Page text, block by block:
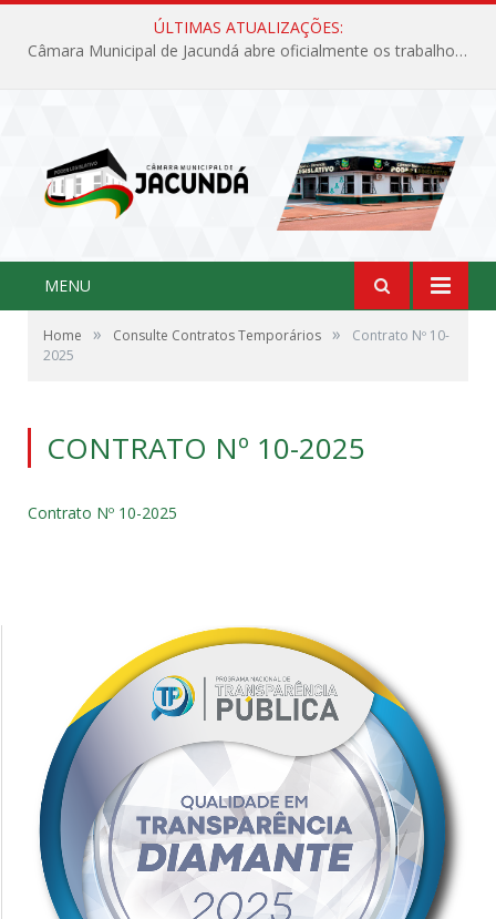
ÚLTIMAS ATUALIZAÇÕES:
Câmara Municipal de Jacundá abre oficialmente os trabalhos legislativos de 2026
MENU
Home » Consulte Contratos Temporários »
Contrato Nº 10-
2025
CONTRATO Nº 10-2025
Contrato Nº 10-2025